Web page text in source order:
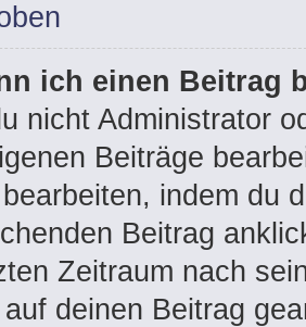
ich einen Beitrag
nicht Administrator
Beiträge
indem du
Beitrag
Zeitraum nach
deinen Beitrag